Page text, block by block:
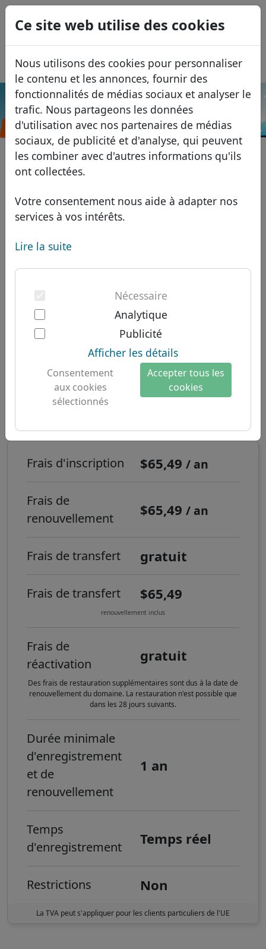
Ce site web utilise des cookies
Nous utilisons des cookies pour personnaliser
le contenu et les annonces, fournir des
fonctionnalités de médias sociaux et analyser le
trafic. Nous partageons les données
d'utilisation avec nos partenaires de médias
sociaux, de publicité et d'analyse, qui peuvent
les combiner avec d'autres informations qu'ils
ont collectées.
Votre consentement nous aide à adapter nos
services à vos intérêts.
Lire la suite
Nécessaire
Analytique
Publicité
Afficher les détails
Consentement
aux cookies
sélectionnés
Accepter tous les
cookies
Domaines
Base de données de domaines
Domaines africains
Domaines européens
Domaines nord-américains
Domaines australiens
Liste des prix
Transférer
Recherche
ID Protect
WHOIS
FAQ
Blog
À propos de Let's Domains
Pourquoi Let's Domains ?
Protection de la marque
Formulaires de domaine
Contact
USD
EUR
GBP
Español
Italiano
Português
Română
Eesti
.商
店
Domaine .商店 -
Nouveaux TLDs
Temps d'enregistrement:Temps réel
Comment enregistrer un domaine
Frais d'inscription $65,49 / an
Frais de
renouvellement
$65,49 / an
Frais de transfert gratuit
Frais de transfert $65,49
renouvellement inclus
Frais de
réactivation
gratuit
Des frais de restauration supplémentaires sont dus à la date de
renouvellement du domaine. La restauration n'est possible que
dans les 28 jours suivants.
Durée minimale
d'enregistrement
et de
renouvellement
1 an
Temps
d'enregistrement
Temps réel
Restrictions Non
La TVA peut s'appliquer pour les clients particuliers de l'UE